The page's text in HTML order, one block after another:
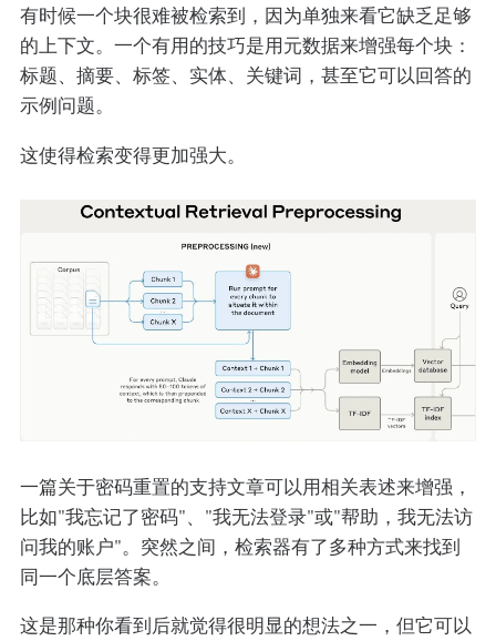
有时候一个块很难被检索到，因为单独来看它缺乏足够
的上下文。一个有用的技巧是用元数据来增强每个块：
标题、摘要、标签、实体、关键词，甚至它可以回答的
示例问题。
这使得检索变得更加强大。
一篇关于密码重置的支持文章可以用相关表述来增强，
比如"我忘记了密码"、"我无法登录"或"帮助，我无法访
问我的账户"。突然之间，检索器有了多种方式来找到
同一个底层答案。
这是那种你看到后就觉得很明显的想法之一，但它可以